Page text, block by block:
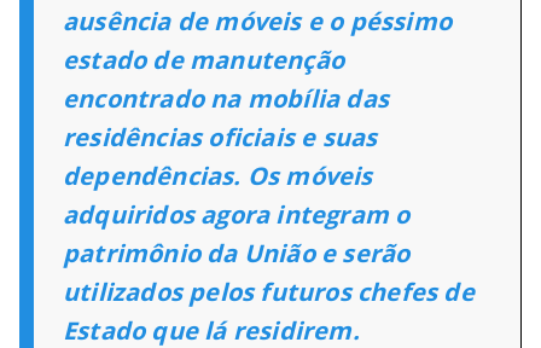
ausência de móveis e o péssimo
estado de manutenção
encontrado na mobília das
residências oficiais e suas
dependências. Os móveis
adquiridos agora integram o
patrimônio da União e serão
utilizados pelos futuros chefes de
Estado que lá residirem.